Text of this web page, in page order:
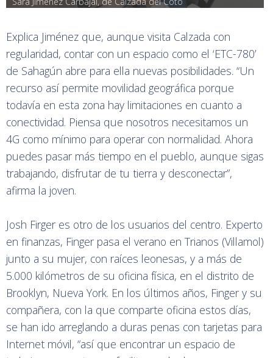
Explica Jiménez que, aunque visita Calzada con
regularidad, contar con un espacio como el ‘ETC-780’
de Sahagún abre para ella nuevas posibilidades. “Un
recurso así permite movilidad geográfica porque
todavía en esta zona hay limitaciones en cuanto a
conectividad. Piensa que nosotros necesitamos un
4G como mínimo para operar con normalidad. Ahora
puedes pasar más tiempo en el pueblo, aunque sigas
trabajando, disfrutar de tu tierra y desconectar”,
afirma la joven.
Josh Firger es otro de los usuarios del centro. Experto
en finanzas, Finger pasa el verano en Trianos (Villamol)
junto a su mujer, con raíces leonesas, y a más de
5.000 kilómetros de su oficina física, en el distrito de
Brooklyn, Nueva York. En los últimos años, Finger y su
compañera, con la que comparte oficina estos días,
se han ido arreglando a duras penas con tarjetas para
Internet móvil, “así que encontrar un espacio de